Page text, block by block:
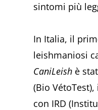
sintomi più
In Italia, il
leishmaniosi
CaniLeish è
(Bio
con IRD